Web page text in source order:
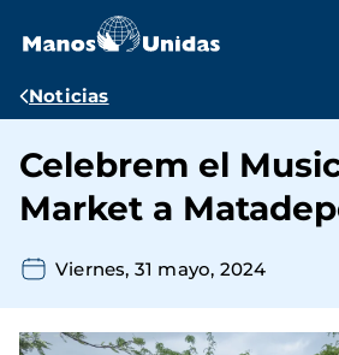
contenido
Ruta
navegación
Noticias
Celebrem el
Market a
Viernes, 31 mayo, 2024